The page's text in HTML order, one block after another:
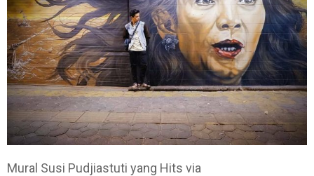
Mural Susi Pudjiastuti yang Hits via